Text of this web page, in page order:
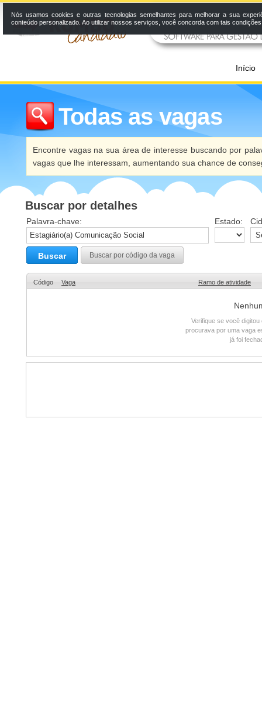
Início
Todas as vagas
Encontre vagas na sua área de interesse buscando por
vagas que lhe interessam, aumentando sua chance de
Buscar por detalhes
Palavra-chave: Estado:
Buscar Buscar por código da vaga
Código Vaga Ramo de atividade
Verifique se você
procurava por uma vaga
já foi
Nós usamos cookies e outras tecnologias semelhantes para melhorar a sua
conteúdo personalizado. Ao utilizar nossos serviços, você concorda com tais